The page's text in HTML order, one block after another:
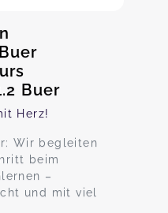
Buer
Herz!
Wir begleiten
beim
–
und mit viel